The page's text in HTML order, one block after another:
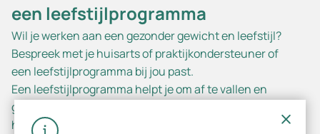
een leefstijlprogramma
Wil je werken aan een gezonder gewicht en leefstijl?
Bespreek met je huisarts of praktijkondersteuner of
een leefstijlprogramma bij jou past.
Een leefstijlprogramma helpt je om af te vallen en
gezonder te leven als je te zwaar bent. Afhankelijk van
het programma waaraan je deelneemt, krijg je